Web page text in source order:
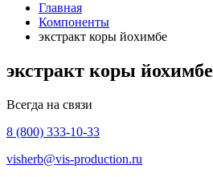
Главная
Компоненты
экстракт коры йохимбе
экстракт коры йохимбе
Всегда на связи
8 (800) 333-10-33
visherb@vis-production.ru